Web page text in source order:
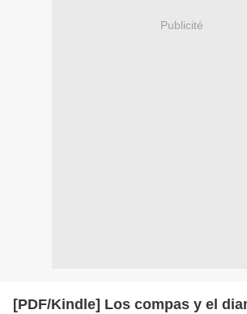
Publicité
[PDF/Kindle] Los compas y el